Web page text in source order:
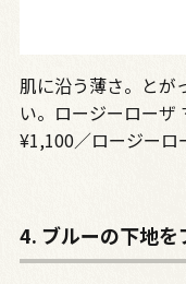
肌に沿う薄さ。とが
い。ロージーローザ
¥1,100／ロージーロ
4. ブルーの下地